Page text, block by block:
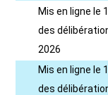
Mis en ligne le
des
2026
Mis en ligne le
des